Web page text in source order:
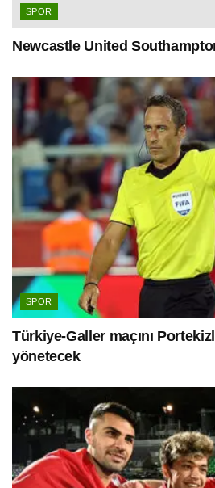
SPOR
Newcastle United
SPOR
Türkiye-Galler maçını
yönetecek